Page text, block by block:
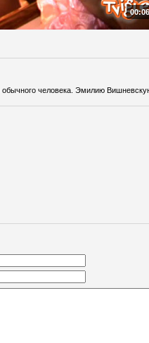
человека. Эмилию